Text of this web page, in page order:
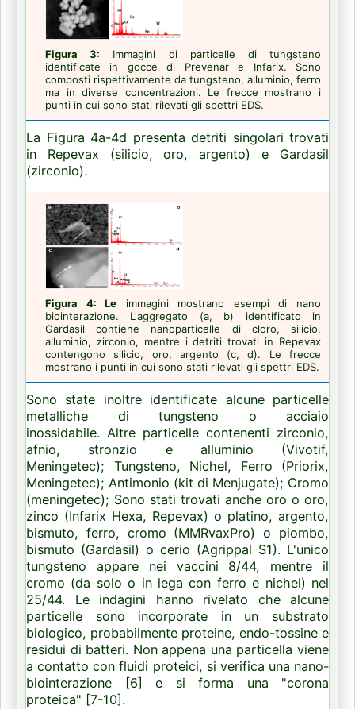
Figura 3: Immagini di particelle di tungsteno
identificate in gocce di Prevenar e Infarix. Sono
composti rispettivamente da tungsteno, alluminio, ferro
ma in diverse concentrazioni. Le frecce mostrano i
punti in cui sono stati rilevati gli spettri EDS.
La Figura 4a-4d presenta detriti singolari trovati
in Repevax (silicio, oro, argento) e Gardasil
(zirconio).
Figura 4: Le immagini mostrano esempi di nano
biointerazione. L'aggregato (a, b) identificato in
Gardasil contiene nanoparticelle di cloro, silicio,
alluminio, zirconio, mentre i detriti trovati in Repevax
contengono silicio, oro, argento (c, d). Le frecce
mostrano i punti in cui sono stati rilevati gli spettri EDS.
Sono state inoltre identificate alcune particelle
metalliche di tungsteno o acciaio
inossidabile. Altre particelle contenenti zirconio,
afnio, stronzio e alluminio (Vivotif,
Meningetec); Tungsteno, Nichel, Ferro (Priorix,
Meningetec); Antimonio (kit di Menjugate); Cromo
(meningetec); Sono stati trovati anche oro o oro,
zinco (Infarix Hexa, Repevax) o platino, argento,
bismuto, ferro, cromo (MMRvaxPro) o piombo,
bismuto (Gardasil) o cerio (Agrippal S1). L'unico
tungsteno appare nei vaccini 8/44, mentre il
cromo (da solo o in lega con ferro e nichel) nel
25/44. Le indagini hanno rivelato che alcune
particelle sono incorporate in un substrato
biologico, probabilmente proteine, endo-tossine e
residui di batteri. Non appena una particella viene
a contatto con fluidi proteici, si verifica una nano-
biointerazione [6] e si forma una "corona
proteica" [7-10].